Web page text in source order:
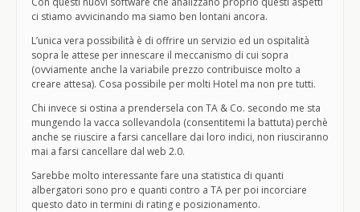
ci stiamo avvicinando ma siamo ben lontani ancora.
L’unica vera possibilità è di offrire un servizio ed un ospitalità
sopra le attese per innescare il meccanismo di cui sopra
(ovviamente anche la variabile prezzo contribuisce molto a
creare attesa). Cosa possibile per molti Hotel ma non pre tutti.
Chi invece si ostina a prendersela con TA & Co. secondo me sta
mungendo la vacca sollevandola (consentitemi la battuta) perchè
anche se riuscire a farsi cancellare dai loro indici, non riusciranno
mai a farsi cancellare dal web 2.0.
Sarebbe molto interessante fare una statistica di quanti
albergatori sono pro e quanti contro a TA per poi incorciare
questo dato in termini di rating e posizionamento.